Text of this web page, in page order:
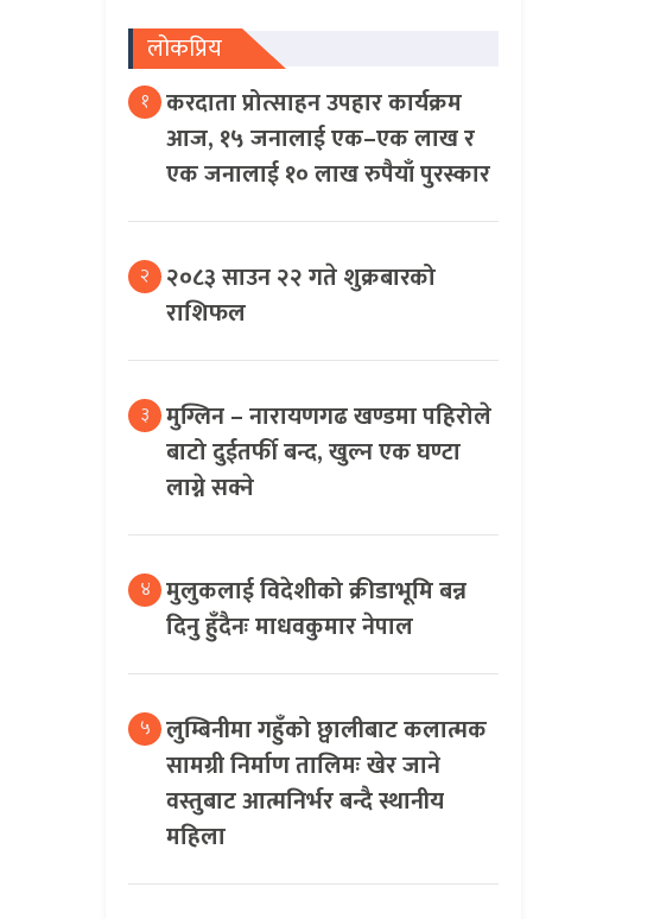
लोकप्रिय
१ करदाता प्रोत्साहन उपहार कार्यक्रम
आज, १५ जनालाई एक–एक लाख र
एक जनालाई १० लाख रुपैयाँ पुरस्कार
२ २०८३ साउन २२ गते शुक्रबारको
राशिफल
३ मुग्लिन – नारायणगढ खण्डमा पहिरोले
बाटो दुईतर्फी बन्द, खुल्न एक घण्टा
लाग्ने सक्ने
४ मुलुकलाई विदेशीको क्रीडाभूमि बन्न
दिनु हुँदैनः माधवकुमार नेपाल
५ लुम्बिनीमा गहुँको छ्वालीबाट कलात्मक
सामग्री निर्माण तालिमः खेर जाने
वस्तुबाट आत्मनिर्भर बन्दै स्थानीय
महिला